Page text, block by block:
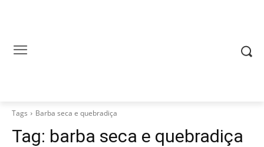
Tags Barba seca e quebradiça
Tag: barba seca e quebradiça